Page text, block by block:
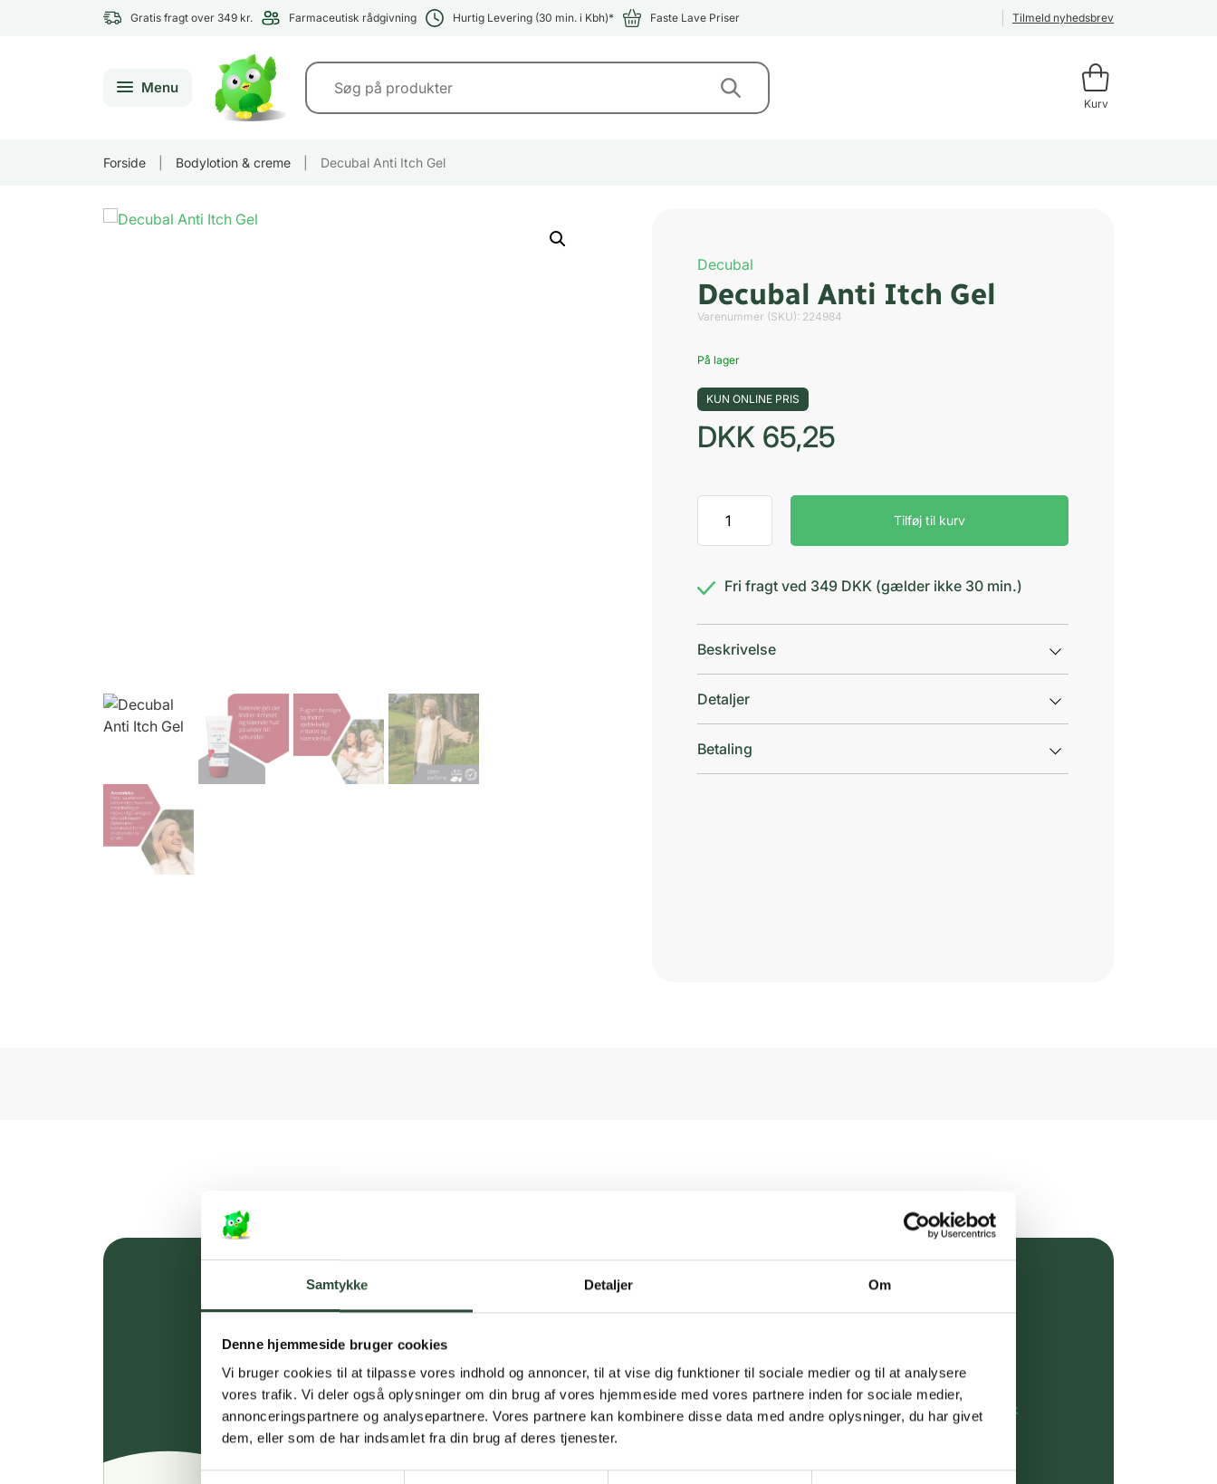
Samtykke Detaljer Om
Denne hjemmeside bruger cookies
Vi bruger cookies til at tilpasse vores indhold og annoncer, til at vise dig funktioner til sociale medier og til at analysere
vores trafik. Vi deler også oplysninger om din brug af vores hjemmeside med vores partnere inden for sociale medier,
annonceringspartnere og analysepartnere. Vores partnere kan kombinere disse data med andre oplysninger, du har givet
dem, eller som de har indsamlet fra din brug af deres tjenester.
Gratis fragt over 349 kr. Farmaceutisk rådgivning Hurtig Levering (30 min. i Kbh)* Faste Lave Priser Tilmeld nyhedsbrev
Menu
Kurv
Forside Bodylotion & creme Decubal Anti Itch Gel
Decubal
Decubal Anti Itch Gel
Varenummer (SKU): 224984
På lager
KUN ONLINE PRIS
DKK 65,25
Itch
antal
Tilføj til kurv
Fri fragt ved 349 DKK (gælder ikke 30 min.)
Beskrivelse
Detaljer
Betaling
Gratis fragt over 349 kr.
Personlig rådgivning
Få hjælp til din webordre på: kundeservice@uglecare.dk
Hurtig levering (30 min. i Kbh)